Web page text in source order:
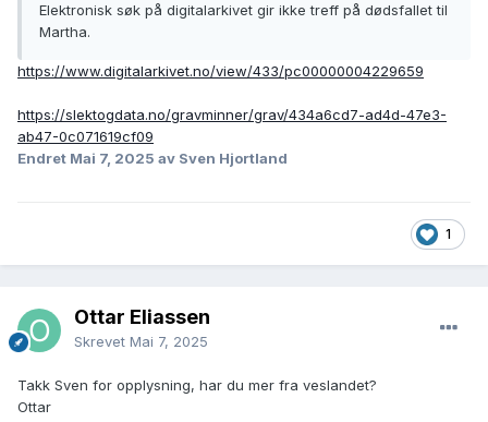
Elektronisk søk på digitalarkivet gir ikke treff på dødsfallet til
Martha.
https://www.digitalarkivet.no/view/433/pc00000004229659
https://slektogdata.no/gravminner/grav/434a6cd7-ad4d-47e3-
ab47-0c071619cf09
Endret Mai 7, 2025 av Sven Hjortland
1
Ottar Eliassen
Skrevet Mai 7, 2025
Takk Sven for opplysning, har du mer fra veslandet?
Ottar